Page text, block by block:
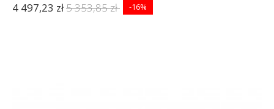
4 497,23 zł5 353,85 zł -16%